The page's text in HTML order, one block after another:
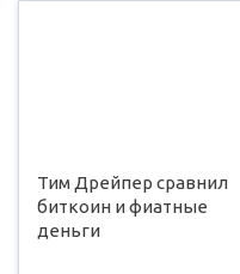
Тим Дрейпер сравнил
биткоин и фиатные
деньги